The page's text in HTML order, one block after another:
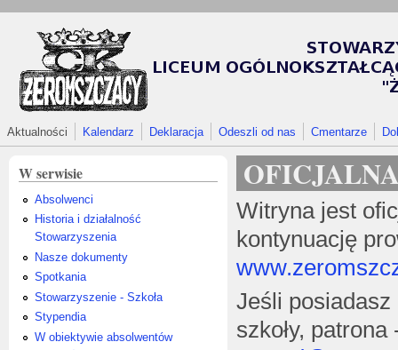
Aktualności Kalendarz Deklaracja Odeszli od nas Cmentarze
W serwisie
Absolwenci
Historia i działalność
Stowarzyszenia
Nasze dokumenty
Spotkania
Stowarzyszenie - Szkoła
Stypendia
W obiektywie absolwentów
Witryna jest
kontynuację
Jeśli
szkoły,